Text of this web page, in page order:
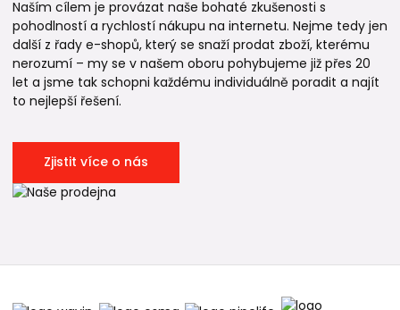
Naším cílem je provázat naše bohaté zkušenosti s
pohodlností a rychlostí nákupu na internetu. Nejme tedy jen
další z řady e-shopů, který se snaží prodat zboží, kterému
nerozumí – my se v našem oboru pohybujeme již přes 20
let a jsme tak schopni každému individuálně poradit a najít
to nejlepší řešení.
Zjistit více o nás